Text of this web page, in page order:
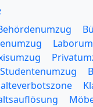
Studentenumzug